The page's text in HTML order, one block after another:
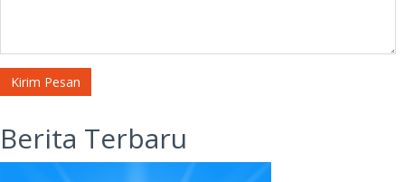
Kirim Pesan
Berita Terbaru